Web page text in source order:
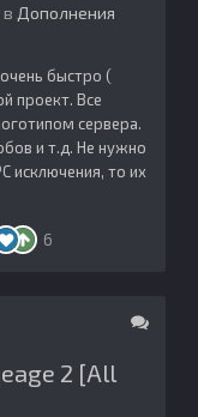
в Дополнения
быстро (
проект. Все
сервера.
и т.д. Не нужно
исключения, то их
6
2 [All